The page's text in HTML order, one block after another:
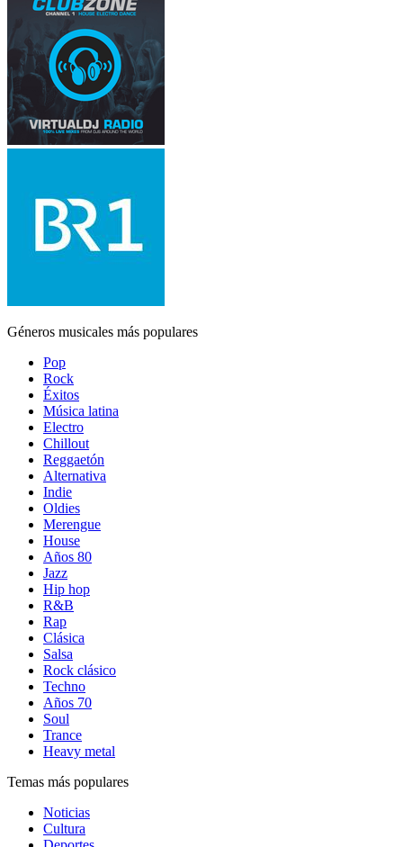
Géneros musicales más populares
Pop
Rock
Éxitos
Música latina
Electro
Chillout
Reggaetón
Alternativa
Indie
Oldies
Merengue
House
Años 80
Jazz
Hip hop
R&B
Rap
Clásica
Salsa
Rock clásico
Techno
Años 70
Soul
Trance
Heavy metal
Temas más populares
Noticias
Cultura